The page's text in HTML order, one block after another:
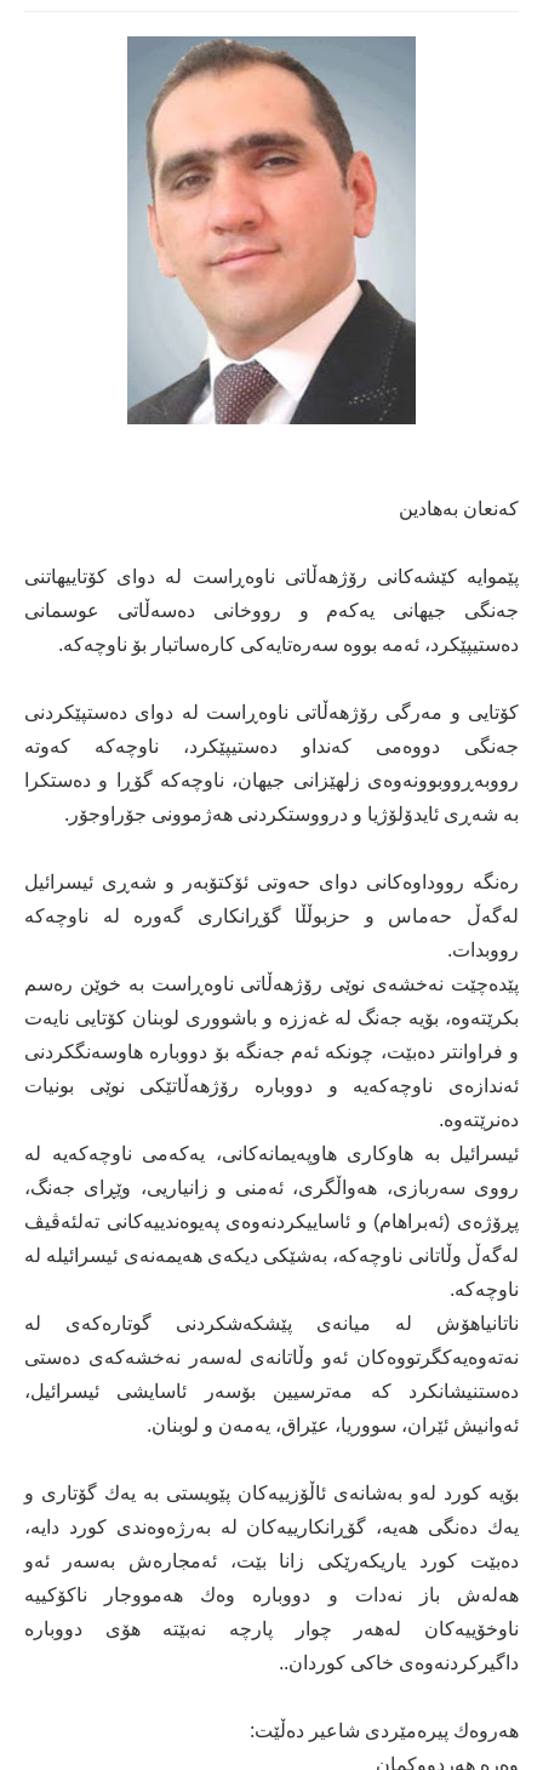
کەنعان بەهادين
پێموایە كێشەكانی رۆژهەڵاتی ناوەڕاست لە دوای كۆتاییهاتنی
جەنگی جیهانی یەكەم و رووخانی دەسەڵاتی عوسمانی
دەستیپێكرد، ئەمە بووە سەرەتایەكی كارەساتبار بۆ ناوچەكە.
كۆتایی و مەرگی رۆژهەڵاتی ناوەڕاست لە دوای دەستپێكردنی
جەنگی دووەمی كەنداو دەستیپێكرد، ناوچەكە كەوتە
رووبەڕووبوونەوەی زلهێزانی جیهان، ناوچەكە گۆڕا و دەستكرا
بە شەڕی ئایدۆلۆژیا و درووستكردنی هەژموونی جۆراوجۆر.
رەنگە رووداوەكانی دوای حەوتی ئۆكتۆبەر و شەڕی ئیسرائیل
لەگەڵ حەماس و حزبوڵڵا گۆڕانكاری گەورە لە ناوچەكە
رووبدات.
پێدەچێت نەخشەی نوێی رۆژهەڵاتی ناوەڕاست بە خوێن رەسم
بكرێتەوە، بۆیە جەنگ لە غەززە و باشووری لوبنان كۆتایی نایەت
و فراوانتر دەبێت، چونكە ئەم جەنگە بۆ دووبارە هاوسەنگكردنی
ئەندازەی ناوچەكەیە و دووبارە رۆژهەڵاتێكی نوێی بونیات
دەنرێتەوە.
ئیسرائیل بە هاوكاری هاوپەیمانەكانی، یەكەمی ناوچەكەیە لە
رووی سەربازی، هەواڵگری، ئەمنی و زانیاریی، وێڕای جەنگ،
پڕۆژەی (ئەبراهام) و ئاساییكردنەوەی پەیوەندییەكانی تەلئەڤیڤ
لەگەڵ وڵاتانی ناوچەكە، بەشێكی دیكەی هەیمەنەی ئیسرائیلە لە
ناوچەكە.
ناتانیاهۆش لە میانەی پێشكەشكردنی گوتارەكەی لە
نەتەوەیەكگرتووەكان ئەو وڵاتانەی لەسەر نەخشەكەی دەستی
دەستنیشانكرد كە مەترسیین بۆسەر ئاسایشی ئیسرائیل،
ئەوانیش ئێران، سووریا، عێراق، یەمەن و لوبنان.
بۆیە كورد لەو بەشانەی ئاڵۆزییەكان پێویستی بە یەك گۆتاری و
یەك دەنگی هەیە، گۆڕانكارییەكان لە بەرژەوەندی كورد دایە،
دەبێت كورد یاریكەرێكی زانا بێت، ئەمجارەش بەسەر ئەو
هەلەش باز نەدات و دووبارە وەك هەمووجار ناكۆكییە
ناوخۆییەكان لەهەر چوار پارچە نەبێتە هۆی دووبارە
داگیركردنەوەی خاكی كوردان..
هەروەك پیرەمێردی شاعیر دەڵێت:
وەرە هەردووكمان